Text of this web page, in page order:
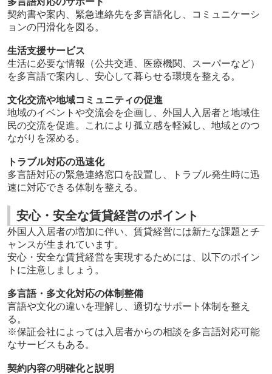
契約書や案内、緊急連絡先を多言語化し、コミュニケーシ
ョンの円滑化を図る。
生活支援サービス
生活に必要な情報（公共交通、医療機関、スーパーなど）
を多言語で案内し、安心して暮らせる環境を整える。
文化交流や地域コミュニティの促進
地域のイベントや交流会を企画し、外国人入居者と地域住
民の交流を促進。これにより孤立感を軽減し、地域とのつ
ながりを深める。
トラブル対応の迅速化
多言語対応の緊急連絡窓口を設置し、トラブル発生時に迅
速に対応できる体制を整える。
安心・安全な賃貸経営のポイント
外国人入居者の増加に伴い、賃貸経営には新たな課題とチ
ャンスが生まれています。
安心・安全な賃貸経営を実現するためには、以下のポイン
トに注意しましょう。
多言語・多文化対応の体制整備
言語や文化の違いを理解し、適切なサポート体制を整え
る。
※保証会社によっては入居者からの相談を多言語対応可能
なサービスもある。
契約内容の明確化と説明